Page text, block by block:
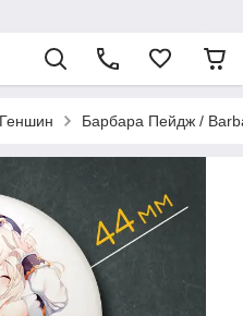
Геншин Барбара Пейдж /